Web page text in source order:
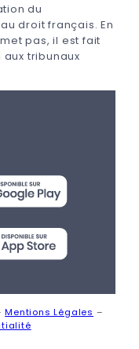
du
droit français. En
pas, il est fait
tribunaux
Mentions Légales –